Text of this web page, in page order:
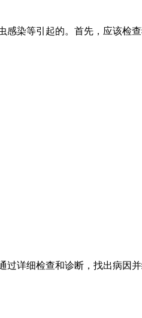
染等引起的。首先，应该检
详细检查和诊断，找出病因